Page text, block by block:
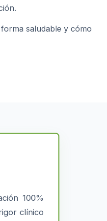
saludable y cómo
100%
clínico